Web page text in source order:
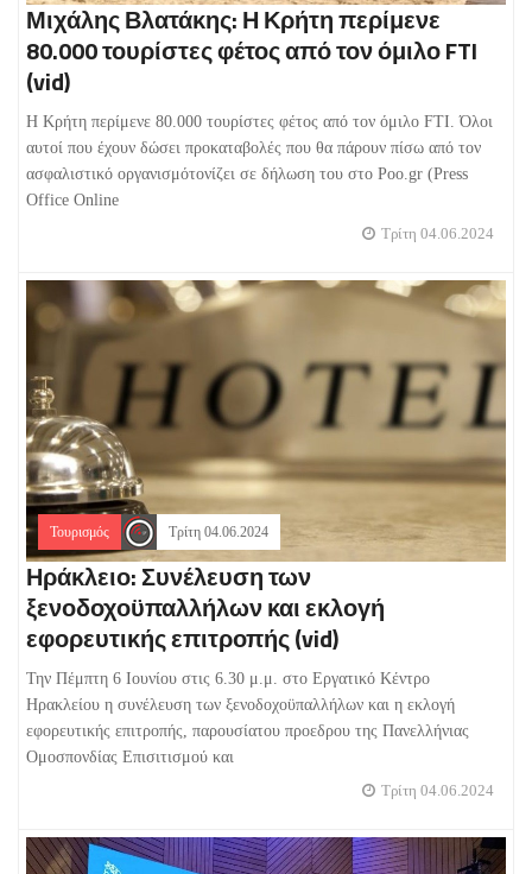
Μιχάλης Βλατάκης: Η Κρήτη περίμενε
80.000 τουρίστες φέτος από τον όμιλο FTI
(vid)
Η Κρήτη περίμενε 80.000 τουρίστες φέτος από τον όμιλο FTI. Όλοι
αυτοί που έχουν δώσει προκαταβολές που θα πάρουν πίσω από τον
ασφαλιστικό οργανισμότονίζει σε δήλωση του στο Poo.gr (Press
Office Online
Τρίτη 04.06.2024
Τουρισμός Τρίτη 04.06.2024
Ηράκλειο: Συνέλευση των
ξενοδοχοϋπαλλήλων και εκλογή
εφορευτικής επιτροπής (vid)
Την Πέμπτη 6 Ιουνίου στις 6.30 μ.μ. στο Εργατικό Κέντρο
Ηρακλείου η συνέλευση των ξενοδοχοϋπαλλήλων και η εκλογή
εφορευτικής επιτροπής, παρουσίατου προεδρου της Πανελλήνιας
Ομοσπονδίας Επισιτισμού και
Τρίτη 04.06.2024